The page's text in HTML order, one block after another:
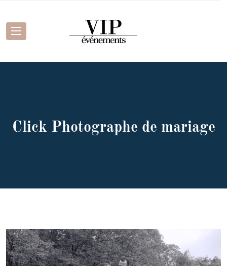
Click Photographe de mariage